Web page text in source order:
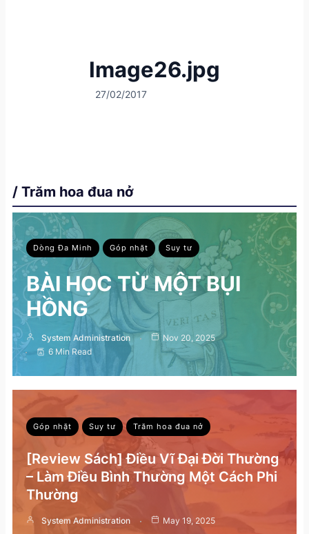
Image26.jpg
27/02/2017
/ Trăm hoa đua nở
Dòng Đa Minh Góp nhặt Suy tư
BÀI HỌC TỪ MỘT BỤI
HỒNG
System Administration
Nov 20, 2025
6 Min Read
Góp nhặt Suy tư Trăm hoa đua nở
[Review Sách] Điều Vĩ Đại Đời Thường
– Làm Điều Bình Thường Một Cách Phi
Thường
System Administration May 19, 2025